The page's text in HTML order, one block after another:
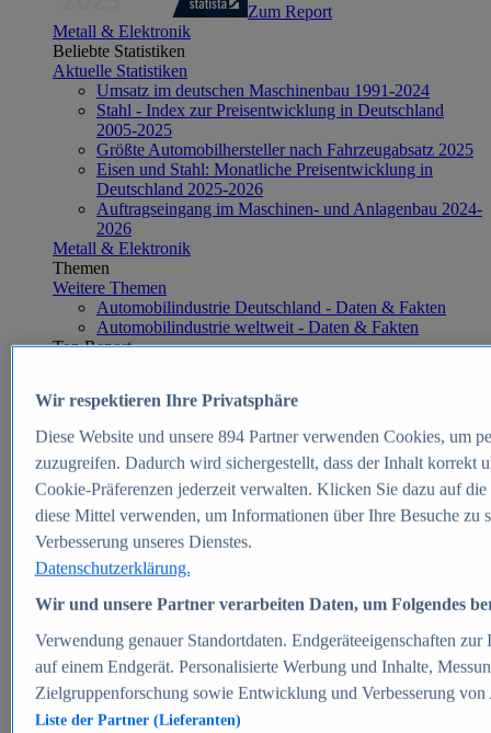
Zum Report
Metall & Elektronik
Beliebte Statistiken
Aktuelle Statistiken
Umsatz im deutschen Maschinenbau 1991-2024
Stahl - Index zur Preisentwicklung in Deutschland
2005-2025
Größte Automobilhersteller nach Fahrzeugabsatz 2025
Eisen und Stahl: Monatliche Preisentwicklung in
Deutschland 2025-2026
Auftragseingang im Maschinen- und Anlagenbau 2024-
2026
Metall & Elektronik
Themen
Weitere Themen
Automobilindustrie Deutschland - Daten & Fakten
Automobilindustrie weltweit - Daten & Fakten
Top Report
Zum Report
E-commerce
Beliebte Statistiken
Aktuelle Statistiken
E-Commerce - Entwicklung des Umsatzes in
Deutschland 1999-2025
Umsatz von Amazon in Deutschland und weltweit
2010-2025
B2C-E-Commerce: Top-50 Online Shops in
Deutschland 2024
Marktanteile von Online-Zahlungsverfahren in
Deutschland 2024
Umsatzstarke Warengruppen im Online-Handel in
Deutschland 2023-2025
Wir respektieren Ihre Privatsphäre
Diese Website und unsere 894Partner verwenden Cookies, um
zuzugreifen. Dadurch wird sichergestellt, dass der Inhalt korrekt
Cookie-Präferenzen jederzeit verwalten. Klicken Sie dazu auf
diese Mittel verwenden, um Informationen über Ihre Besuche
Verbesserung unseres Dienstes.
Datenschutzerklärung.
Wir und unsere Partner verarbeiten Daten, um Folgendes
Verwendung genauer Standortdaten. Endgeräteeigenschaften
auf einem Endgerät. Personalisierte Werbung und Inhalte,
Zielgruppenforschung sowie Entwicklung und Verbesserung von
Liste der Partner (Lieferanten)